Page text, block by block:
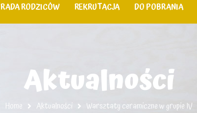
RADA RODZICÓW REKRUTACJA DO POBRANIA
Aktualności
Home Aktualności Warsztaty ceramiczne w grupie IV